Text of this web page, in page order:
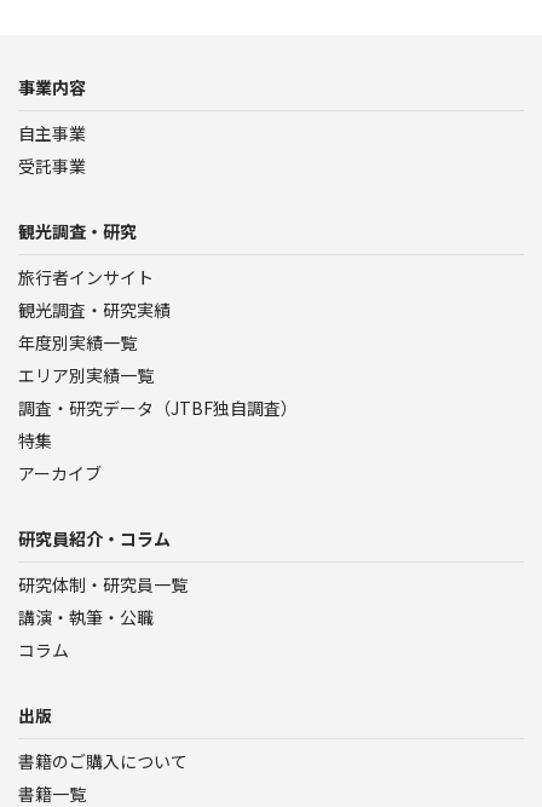
事業内容
自主事業
受託事業
観光調査・研究
旅行者インサイト
観光調査・研究実績
年度別実績一覧
エリア別実績一覧
調査・研究データ（JTBF独自調査）
特集
アーカイブ
研究員紹介・コラム
研究体制・研究員一覧
講演・執筆・公職
コラム
出版
書籍のご購入について
書籍一覧